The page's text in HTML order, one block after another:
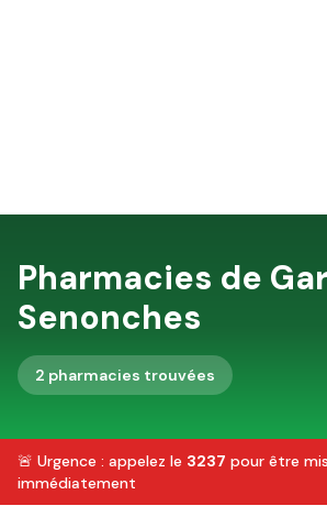
Pharmacies de
Senonches
2 pharmacies trouvées
🚨 Urgence : appelez le 3237 pour être
immédiatement